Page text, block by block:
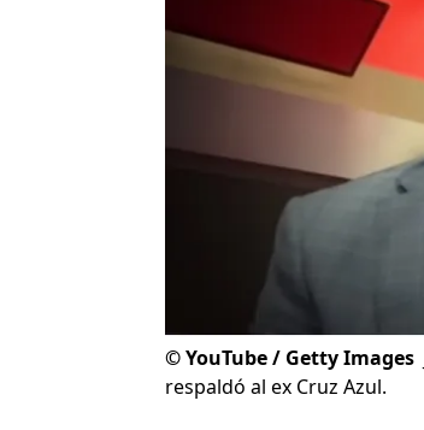
©YouTube / Getty Images
respaldó al ex Cruz Azul.